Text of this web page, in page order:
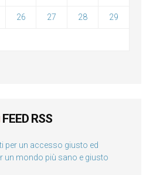
26 27 28 29
FEED RSS
per un accesso giusto ed
un mondo più sano e giusto